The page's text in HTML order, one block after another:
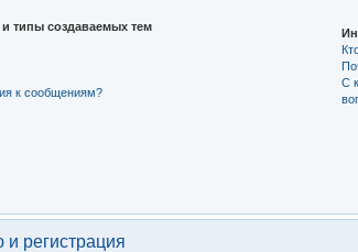
типы создаваемых тем
к сообщениям?
С
регистрация